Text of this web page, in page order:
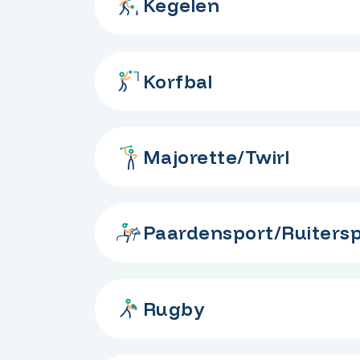
Kegelen
Korfbal
Majorette/Twirl
Paardensport/
Rugby